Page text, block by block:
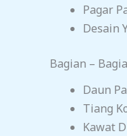
Pagar
Desain
Bagian –
Daun
Tiang
Kawat